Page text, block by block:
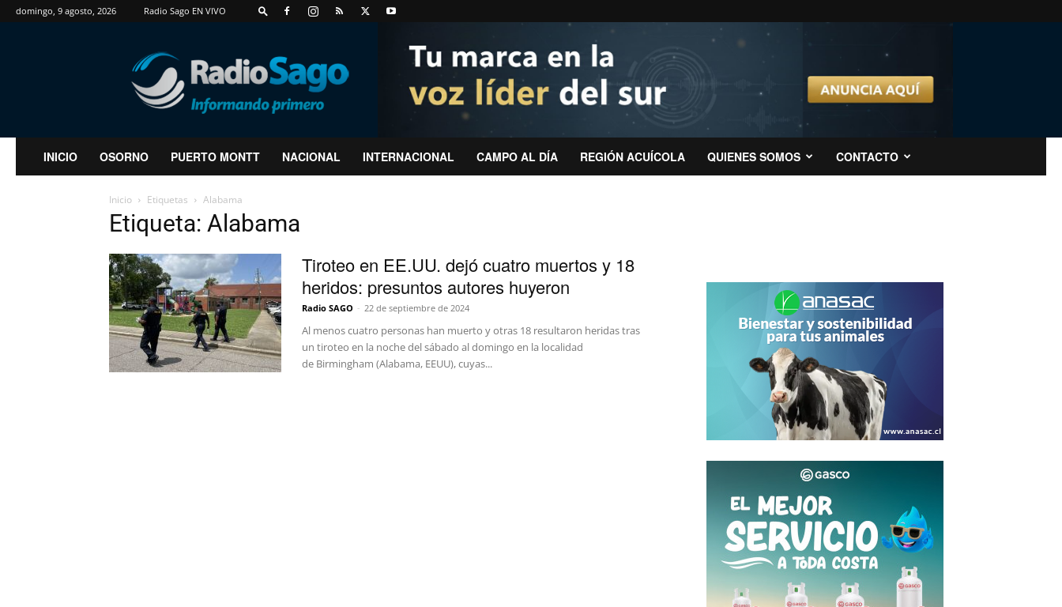
domingo, 9 agosto, 2026 Radio Sago EN VIVO
RadioSago
INICIO OSORNO PUERTO MONTT NACIONAL INTERNACIONAL CAMPO AL DÍA REGIÓN ACUÍCOLA QUIENES SOMOS CONTACTO
Inicio Etiquetas Alabama
Etiqueta: Alabama
Tiroteo en EE.UU. dejó cuatro muertos y 18
heridos: presuntos autores huyeron
Radio SAGO - 22 de septiembre de 2024
Al menos cuatro personas han muerto y otras 18 resultaron heridas tras
un tiroteo en la noche del sábado al domingo en la localidad
de Birmingham (Alabama, EEUU), cuyas...